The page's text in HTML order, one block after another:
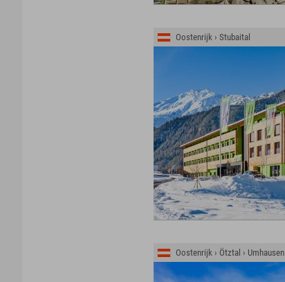
Oostenrijk › Stubaital
Oostenrijk › Ötztal › Umhausen